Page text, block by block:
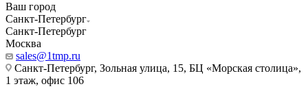
Ваш город
Санкт-Петербург
Санкт-Петербург
Москва
sales@1tmp.ru
Санкт-Петербург, Зольная улица, 15, БЦ «Морская столица»,
1 этаж, офис 106